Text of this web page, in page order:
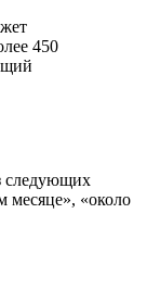
450
следующих
месяце», «около